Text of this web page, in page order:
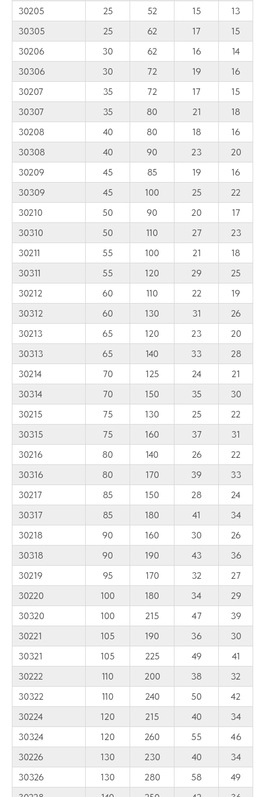
30205 25 52 15
13
30305
25 62 17
15
30206
30 62 16
14
30306
30 72 19
16
30207
35 72 17
15
30307
35 80 21
18
30208
40 80 18
16
30308
40 90 23
20
30209
45 85 19
16
30309
45 100 25
22
30210
50 90 20
17
30310
50 110 27
23
30211
55 100 21
18
30311
55 120 29
25
30212
60 110 22
19
30312
60 130 31
26
30213
65 120 23
20
30313
65 140 33
28
30214
70 125 24
21
30314
70 150 35
30
30215
75 130 25
22
30315
75 160 37
31
30216
80 140 26
22
30316
80 170 39
33
30217
85 150 28
24
30317
85 180 41
34
30218
90 160 30
26
30318
90 190 43
36
30219
95 170 32
27
30220
100 180 34
29
30320
100 215 47
39
30221
105 190 36
30
30321
105 225 49
41
30222
110 200 38
32
30322
110 240 50
42
30224
120 215 40
34
30324
120 260 55
46
30226
130 230 40
34
30326
130 280 58
49